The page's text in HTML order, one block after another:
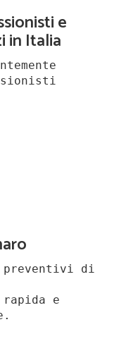
e
in Italia
preventivi di
e